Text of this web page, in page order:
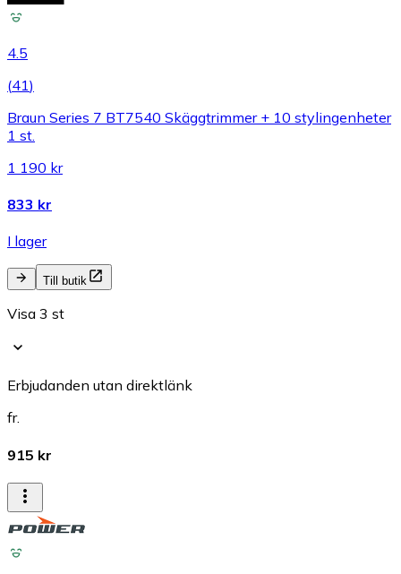
4.5
(41)
Braun Series 7 BT7540 Skäggtrimmer + 10 stylingenheter
1 st.
1 190 kr
833 kr
I lager
Till butik
Visa 3 st
Erbjudanden utan direktlänk
fr.
915 kr